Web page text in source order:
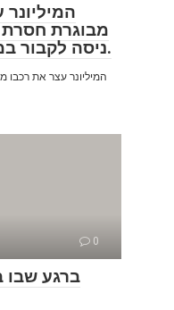
מבוגרת חסרת
ניסה לקבור במשך יותר מעשרים שנה.
המיליונר עצר את רכבו
0
ברגע שבו